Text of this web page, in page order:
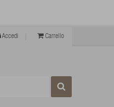
Accedi Carrello